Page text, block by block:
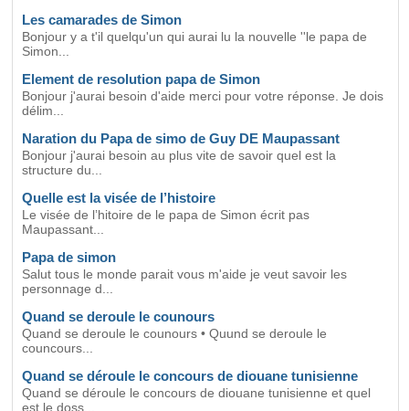
Les camarades de Simon
Bonjour y a t'il quelqu'un qui aurai lu la nouvelle ''le papa de
Simon...
Element de resolution papa de Simon
Bonjour j'aurai besoin d'aide merci pour votre réponse. Je dois
délim...
Naration du Papa de simo de Guy DE Maupassant
Bonjour j'aurai besoin au plus vite de savoir quel est la
structure du...
Quelle est la visée de l’histoire
Le visée de l’hitoire de le papa de Simon écrit pas
Maupassant...
Papa de simon
Salut tous le monde parait vous m'aide je veut savoir les
personnage d...
Quand se deroule le counours
Quand se deroule le counours • Quund se deroule le
councours...
Quand se déroule le concours de diouane tunisienne
Quand se déroule le concours de diouane tunisienne et quel
est le doss...